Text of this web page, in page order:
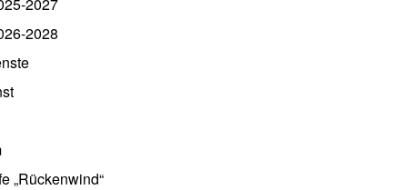
2028
new tab)
„Rückenwind“